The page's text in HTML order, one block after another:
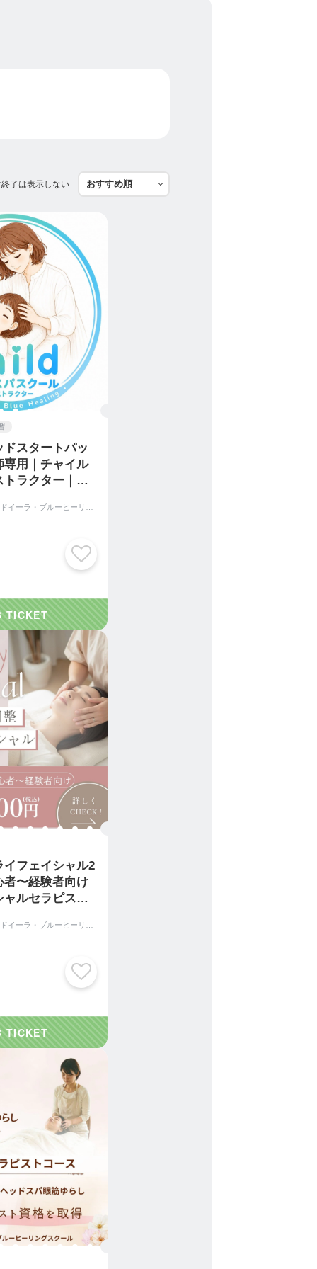
了は表示しない
スタートパッ
専用｜チャイル
トラクター｜ウ
スクール
イフェイシャル2
者〜経験者向け
ャルセラピスト
イシャル・サロ
ュー導入｜ウイ
ルーヒーリング